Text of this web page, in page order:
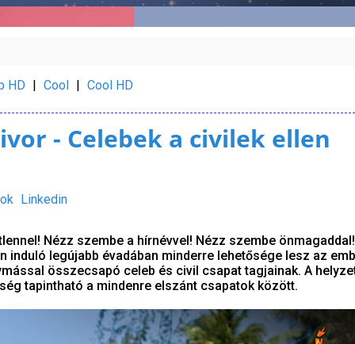
HD | Cool | Cool HD
- Celebek a civilek ellen
Linkedin
Nézz szembe a hírnévvel! Nézz szembe
induló legújabb évadában minderre lehetősége lesz az
összecsapó celeb és civil csapat tagjainak. A
tapintható a mindenre elszánt csapatok között.